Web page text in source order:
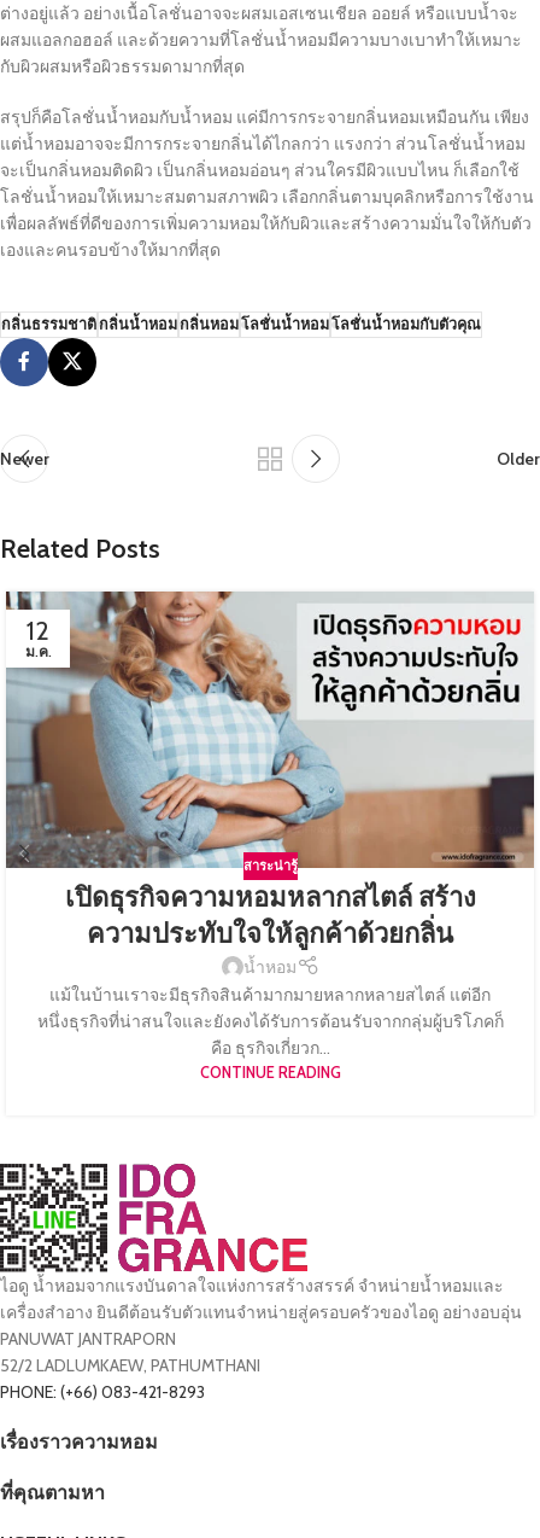
ต่างอยู่แล้ว อย่างเนื้อโลชั่นอาจจะผสมเอสเซนเชียล ออยล์ หรือแบบน้ำจะ
ผสมแอลกอฮอล์ และด้วยความที่โลชั่นน้ำหอมมีความบางเบาทำให้เหมาะ
กับผิวผสมหรือผิวธรรมดามากที่สุด
สรุปก็คือโลชั่นน้ำหอมกับน้ำหอม แค่มีการกระจายกลิ่นหอมเหมือนกัน เพียง
แต่น้ำหอมอาจจะมีการกระจายกลิ่นได้ไกลกว่า แรงกว่า ส่วนโลชั่นน้ำหอม
จะเป็นกลิ่นหอมติดผิว เป็นกลิ่นหอมอ่อนๆ ส่วนใครมีผิวแบบไหน ก็เลือกใช้
โลชั่นน้ำหอมให้เหมาะสมตามสภาพผิว เลือกกลิ่นตามบุคลิกหรือการใช้งาน
เพื่อผลลัพธ์ที่ดีของการเพิ่มความหอมให้กับผิวและสร้างความมั่นใจให้กับตัว
เองและคนรอบข้างให้มากที่สุด
กลิ่นธรรมชาติกลิ่นน้ำหอมกลิ่นหอมโลชั่นน้ำหอมโลชั่นน้ำหอมกับตัวคุณ
Newer Older
Related Posts
12
ม.ค.
สาระน่ารู้
เปิดธุรกิจความหอมหลากสไตล์ สร้าง
ความประทับใจให้ลูกค้าด้วยกลิ่น
น้ำหอม
แม้ในบ้านเราจะมีธุรกิจสินค้ามากมายหลากหลายสไตล์ แต่อีก
หนึ่งธุรกิจที่น่าสนใจและยังคงได้รับการต้อนรับจากกลุ่มผู้บริโภคก็
คือ ธุรกิจเกี่ยวก...
CONTINUE READING
ไอดู น้ำหอมจากแรงบันดาลใจแห่งการสร้างสรรค์ จำหน่ายน้ำหอมและ
เครื่องสำอาง ยินดีต้อนรับตัวแทนจำหน่ายสู่ครอบครัวของไอดู อย่างอบอุ่น
PANUWAT JANTRAPORN
52/2 LADLUMKAEW, PATHUMTHANI
PHONE: (+66) 083-421-8293
เรื่องราวความหอม
ที่คุณตามหา